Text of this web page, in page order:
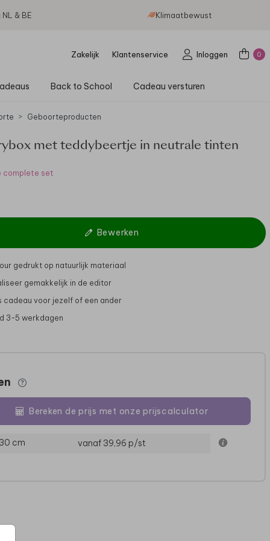
& BE Klimaatbewust
Zakelijk Klantenservice Inloggen 0
Back to School Cadeau versturen
Geboorteproducten
met teddybeertje in neutrale tinten
complete set
Bewerken
gedrukt op natuurlijk materiaal
gemakkelijk in de editor
cadeau voor jezelf of een ander
3-5 werkdagen
Bereken de prijs met onze prijscalculator
cm vanaf 39,96 p/st